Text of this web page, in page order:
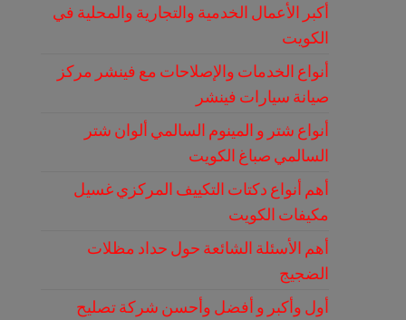
أكبر الأعمال الخدمية والتجارية والمحلية في
الكويت
أنواع الخدمات والإصلاحات مع فينشر مركز
صيانة سيارات فينشر
أنواع شتر و المينوم السالمي ألوان شتر
السالمي صباغ الكويت
أهم أنواع دكتات التكييف المركزي غسيل
مكيفات الكويت
أهم الأسئلة الشائعة حول حداد مظلات
الضجيج
أول وأكبر و أفضل وأحسن شركة تصليح